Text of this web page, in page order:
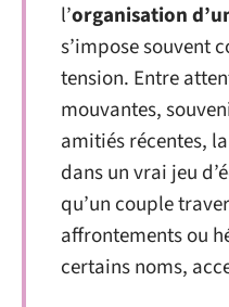
l’organisation
s’impose souvent
tension. Entre
mouvantes,
amitiés récentes,
dans un vrai jeu
qu’un couple
affrontements ou
certains noms,